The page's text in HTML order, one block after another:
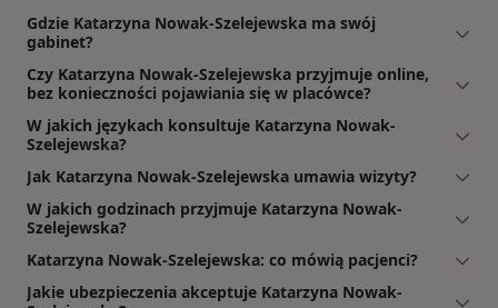
Gdzie Katarzyna Nowak-Szelejewska ma swój
gabinet?
Czy Katarzyna Nowak-Szelejewska przyjmuje online,
bez konieczności pojawiania się w placówce?
W jakich językach konsultuje Katarzyna Nowak-
Szelejewska?
Jak Katarzyna Nowak-Szelejewska umawia wizyty?
W jakich godzinach przyjmuje Katarzyna Nowak-
Szelejewska?
Katarzyna Nowak-Szelejewska: co mówią pacjenci?
Jakie ubezpieczenia akceptuje Katarzyna Nowak-